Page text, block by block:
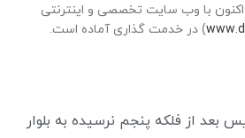
با وب سایت تخصصی و اینترنتی
بعد از فلکه پنجم نرسیده به بلوار